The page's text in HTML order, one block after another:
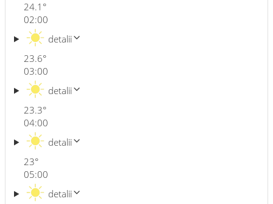
24.1 °
02:00
23.6°
detalii
03:00
23.3°
detalii
04:00
23°
detalii
05:00
detalii